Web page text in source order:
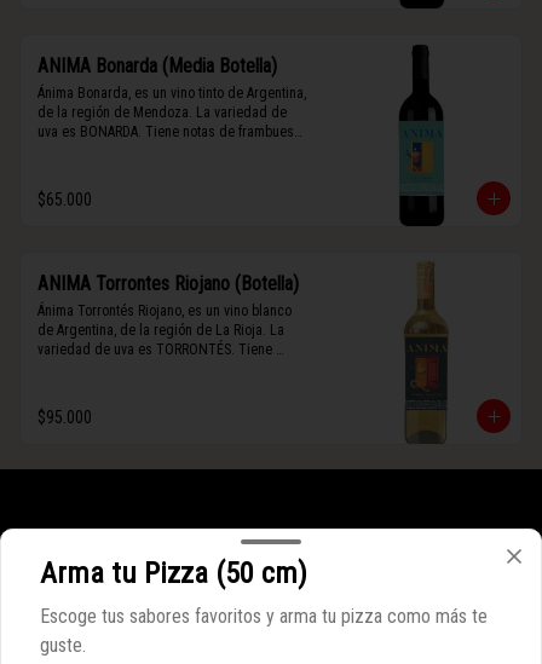
ANIMA Bonarda (Media Botella)
Ánima Bonarda, es un vino tinto de Argentina,
de la región de Mendoza. La variedad de
uva es BONARDA. Tiene notas de frambuesa
por barrica por 3 meses.
$65.000
ANIMA Torrontes Riojano (Botella)
Ánima Torrontés Riojano, es un vino blanco
de Argentina, de la región de La Rioja. La
variedad de uva es TORRONTÉS. Tiene
$95.000
Arma tu Pizza (50 cm)
Escoge tus sabores favoritos y arma tu pizza como más te
guste.